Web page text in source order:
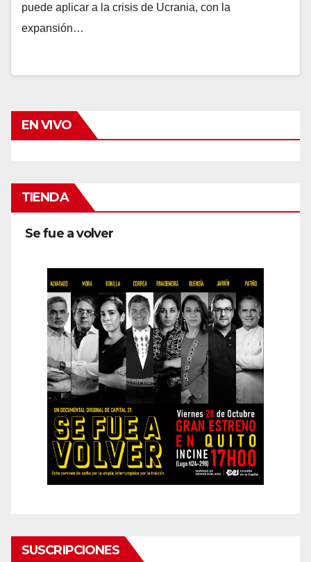
puede aplicar a la crisis de Ucrania, con la
expansión…
EN VIVO
TIENDA
Se fue a volver
SUSCRIPCIONES